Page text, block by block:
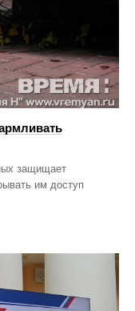
защищает
им доступ